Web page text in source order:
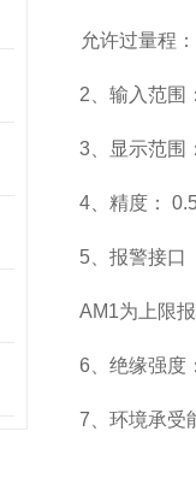
允许过量程
2 、输入范围
3 显示范围
4 、精度：
5 、报警接口
AM1为上限
6 、绝缘强
7 、环境承